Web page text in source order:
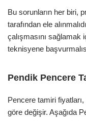
Bu sorunların her biri,
tarafından ele
çalışmasını sağlamak
teknisyene
Pendik Pencere
Pencere tamiri
göre değişir. Aşağıda